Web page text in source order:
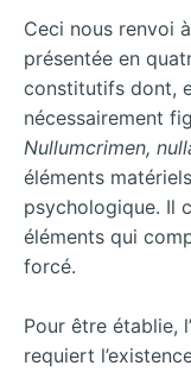
Ceci nous renvoi
présentée en
constitutifs dont,
nécessairement
Nullumcrimen,
éléments
psychologique. Il
éléments qui
forcé.
Pour être établie,
requiert